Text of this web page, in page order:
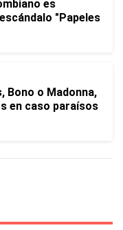
es
"Papeles
Bono o Madonna,
en caso paraísos